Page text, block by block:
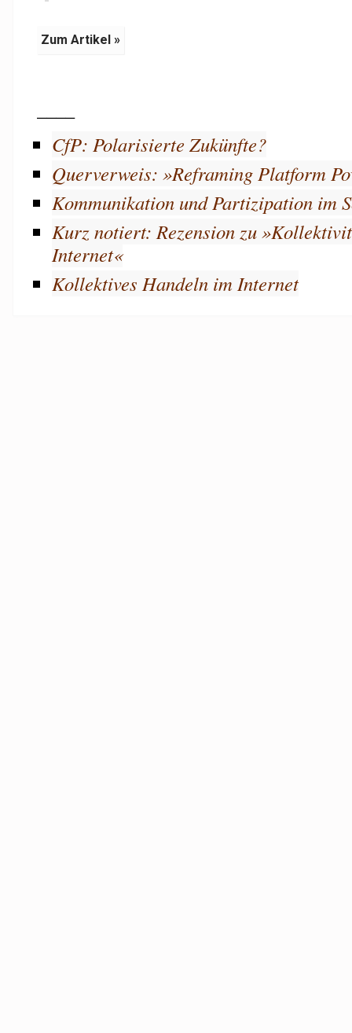
Zum Artikel »
CfP: Polarisierte Zukünfte?
Querverweis: »Reframing Platform
Kommunikation und Partizipation im
Kurz notiert: Rezension zu
Internet«
Kollektives Handeln im Internet